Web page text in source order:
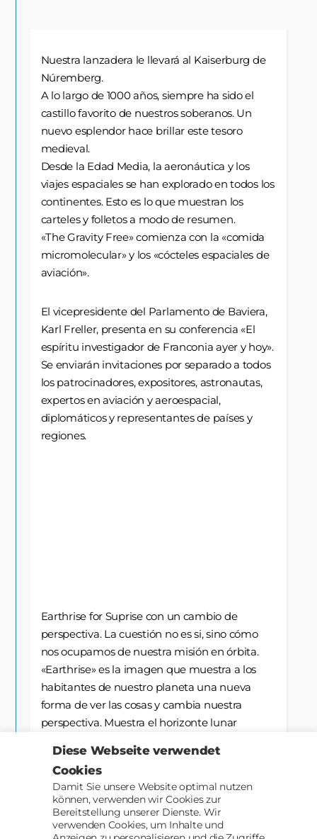
Nuestra lanzadera le llevará al Kaiserburg de
Núremberg.
A lo largo de 1000 años, siempre ha sido el
castillo favorito de nuestros soberanos. Un
nuevo esplendor hace brillar este tesoro
medieval.
Desde la Edad Media, la aeronáutica y los
viajes espaciales se han explorado en todos los
continentes. Esto es lo que muestran los
carteles y folletos a modo de resumen.
«The Gravity Free» comienza con la «comida
micromolecular» y los «cócteles espaciales de
aviación».
El vicepresidente del Parlamento de Baviera,
Karl Freller, presenta en su conferencia «El
espíritu investigador de Franconia ayer y hoy».
Se enviarán invitaciones por separado a todos
los patrocinadores, expositores, astronautas,
expertos en aviación y aeroespacial,
diplomáticos y representantes de países y
regiones.
Earthrise for Suprise con un cambio de
perspectiva. La cuestión no es si, sino cómo
nos ocupamos de nuestra misión en órbita.
«Earthrise» es la imagen que muestra a los
habitantes de nuestro planeta una nueva
forma de ver las cosas y cambia nuestra
perspectiva. Muestra el horizonte lunar
Frank Borman en la misión Apolo 8
Diese Webseite verwendet
Cookies
Damit Sie unsere Website optimal nutzen
können, verwenden wir Cookies zur
Bereitstellung unserer Dienste. Wir
verwenden Cookies, um Inhalte und